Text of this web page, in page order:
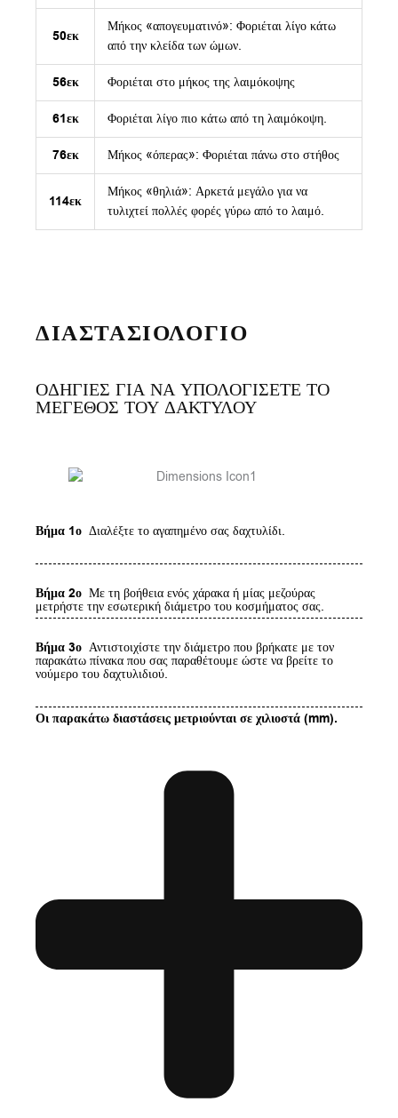
50εκ
Μήκος «απογευματινό»: Φοριέται λίγο κάτω
από την κλείδα των ώμων.
56εκ Φοριέται στο μήκος της λαιμόκοψης
61εκ Φοριέται λίγο πιο κάτω από τη λαιμόκοψη.
76εκ Μήκος «όπερας»: Φοριέται πάνω στο στήθος
114εκ
Μήκος «θηλιά»: Αρκετά μεγάλο για να
τυλιχτεί πολλές φορές γύρω από το λαιμό.
ΔΙΑΣΤΑΣΙΟΛΟΓΙΟ
ΟΔΗΓΙΕΣ ΓΙΑ ΝΑ ΥΠΟΛΟΓΙΣΕΤΕ ΤΟ
ΜΕΓΕΘΟΣ ΤΟΥ ΔΑΚΤΥΛΟΥ
Βήμα 1ο Διαλέξτε το αγαπημένο σας δαχτυλίδι.
Βήμα 2ο Με τη βοήθεια ενός χάρακα ή μίας μεζούρας
μετρήστε την εσωτερική διάμετρο του κοσμήματος σας.
Βήμα 3ο Αντιστοιχίστε την διάμετρο που βρήκατε με τον
παρακάτω πίνακα που σας παραθέτουμε ώστε να βρείτε το
νούμερο του δαχτυλιδιού.
Οι παρακάτω διαστάσεις μετριούνται σε χιλιοστά (mm).